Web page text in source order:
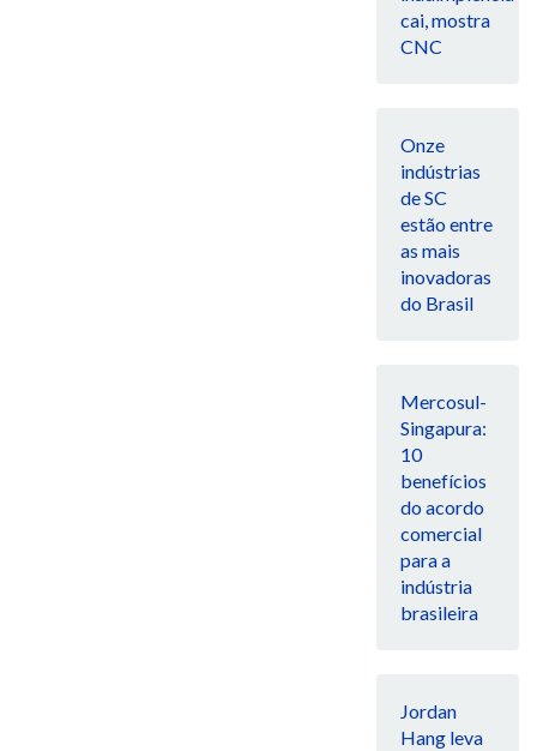
cai, mostra
CNC
Onze
indústrias
de SC
estão entre
as mais
inovadoras
do Brasil
Mercosul-
Singapura:
10
benefícios
do acordo
comercial
para a
indústria
brasileira
Jordan
Hang leva